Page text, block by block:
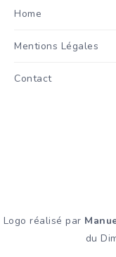
Home
Mentions Légales
Contact
Logo réalisé par
du